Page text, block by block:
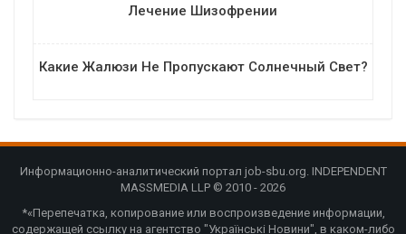
Лечение Шизофрении
Какие Жалюзи Не Пропускают Солнечный Свет?
Информационно-аналитический портал job-sbu.org. INDEPENDENT
MASSMEDIA LLP © 2010 - 2026
*«Перепечатка, копирование или воспроизведение информации,
содержащей ссылку на агентство "Українські Новини", в каком-либо